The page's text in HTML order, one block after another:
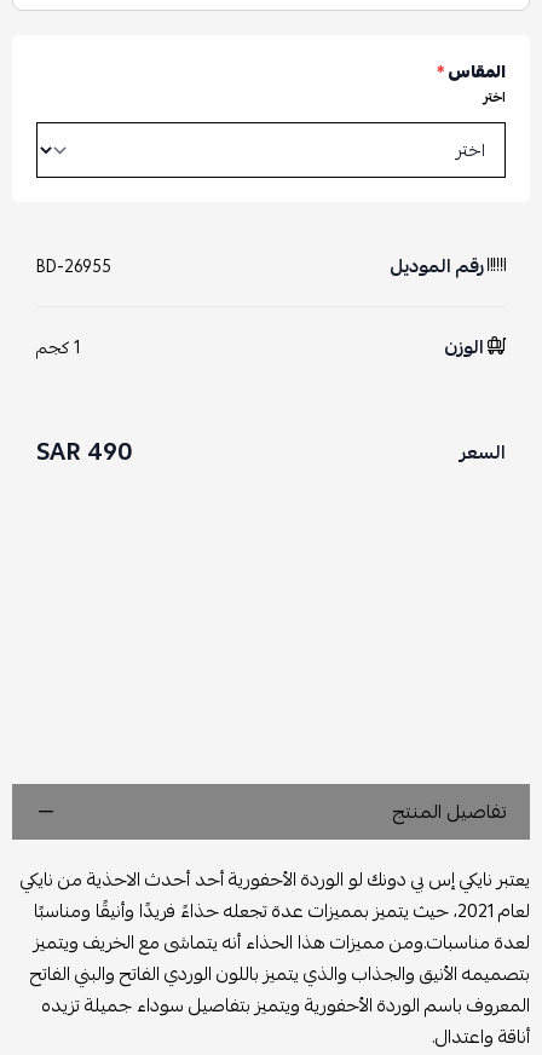
المقاس*
اختر
رقم الموديل BD-26955
الوزن 1 كجم
السعر 490 SAR
تفاصيل المنتج
يعتبر نايكي إس بي دونك لو الوردة الأحفورية أحد أحدث الاحذية من نايكي
لعام 2021، حيث يتميز بمميزات عدة تجعله حذاءً فريدًا وأنيقًا ومناسبًا
لعدة مناسبات.ومن مميزات هذا الحذاء أنه يتماشى مع الخريف ويتميز
بتصميمه الأنيق والجذاب والذي يتميز باللون الوردي الفاتح والبني الفاتح
المعروف باسم الوردة الأحفورية ويتميز بتفاصيل سوداء جميلة تزيده
أناقة واعتدال.